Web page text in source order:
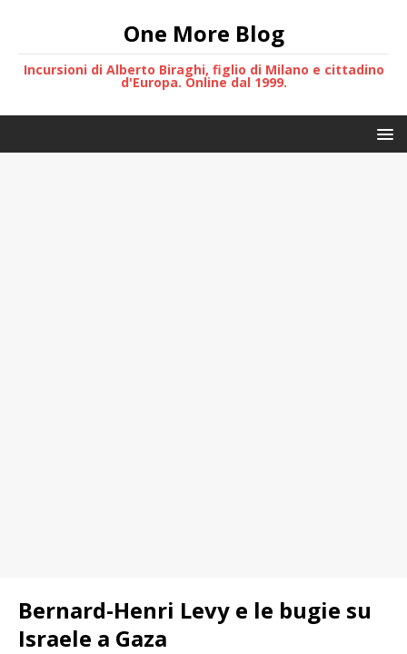
One More Blog
Incursioni di Alberto Biraghi, figlio di Milano e cittadino
d'Europa. Online dal 1999.
Bernard-Henri Levy e le bugie su
Israele a Gaza